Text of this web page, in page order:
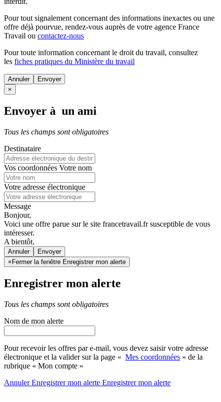
Pour tout signalement concernant des informations inexactes ou une
offre déjà pourvue, rendez-vous auprès de votre agence France
Travail ou contactez-nous
Pour toute information concernant le droit du travail, consultez
les fiches pratiques du Ministère du travail
Annuler
×
Envoyer à un ami
Tous les champs sont obligatoires
Destinataire
Vos coordonnées Votre nom
Votre adresse électronique
Message
Bonjour,
Voici une offre parue sur le site francetravail.fr susceptible de vous
intéresser.
A bientôt.
Annuler
× Fermer la fenêtre Enregistrer mon alerte
Enregistrer mon alerte
Tous les champs sont obligatoires
Nom de mon alerte
Pour recevoir les offres par e-mail, vous devez saisir votre adresse
électronique et la valider sur la page « Mes coordonnées » de la
rubrique « Mon compte »
AnnulerEnregistrer mon alerte Enregistrermon alerte